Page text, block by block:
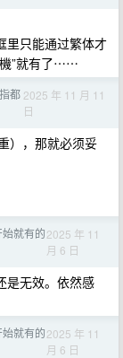
里只能通过繁体才
機”就有了⋯⋯
都 2025 年 11 月 11
日
），那就必须妥
就有的2025 年 11
月 6 日
是无效。依然感
就有的2025 年 11
月 6 日